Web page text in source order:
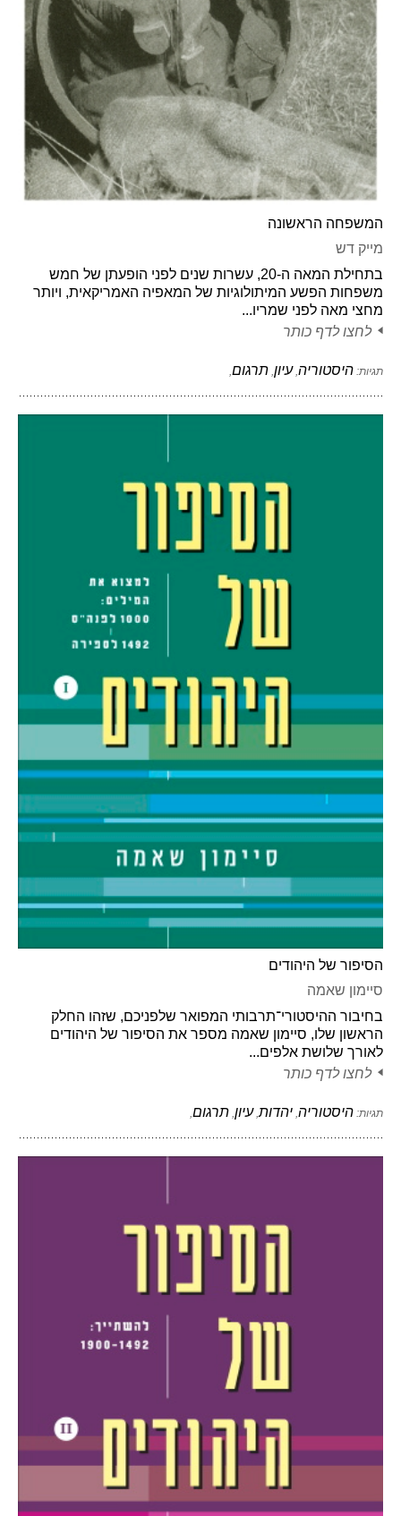
המשפחה הראשונה
מייק דש
בתחילת המאה ה-20, עשרות שנים לפני הופעתן של חמש
משפחות הפשע המיתולוגיות של המאפיה האמריקאית, ויותר
מחצי מאה לפני שמריו...
לחצו לדף כותר
תגיות: היסטוריה ,עיון תרגום
הסיפור של היהודים
סיימון שאמה
בחיבור ההיסטורי־תרבותי המפואר שלפניכם, שזהו החלק
הראשון שלו, סיימון שאמה מספר את הסיפור של היהודים
לאורך שלושת אלפים...
לחצו לדף כותר
תגיות: היסטוריה יהדות ,עיון תרגום